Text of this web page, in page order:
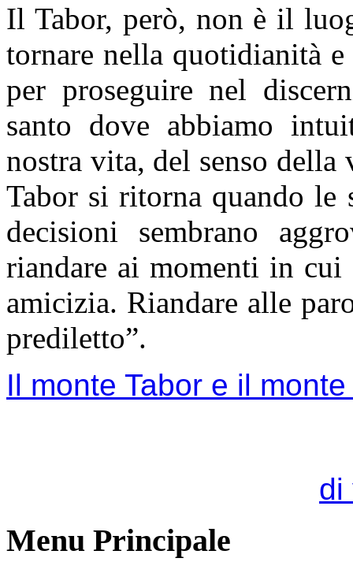
Il Tabor, però, non è il
tornare nella quotidianità
per proseguire nel
santo dove abbiamo
nostra vita, del senso
Tabor si ritorna quando le
decisioni sembrano
riandare ai momenti in
amicizia. Riandare alle
prediletto”.
Il monte Tabor e il
Menu Principale